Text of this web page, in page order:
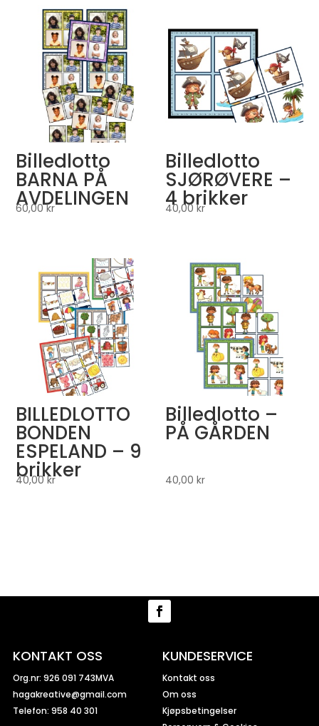
Billedlotto
BARNA PÅ
AVDELINGEN
60,00kr
Billedlotto
SJØRØVERE –
4 brikker
40,00kr
BILLEDLOTTO
BONDEN
ESPELAND – 9
brikker
40,00kr
Billedlotto –
PÅ GÅRDEN
40,00kr
KONTAKT OSS
Org.nr: 926 091 743MVA
hagakreative@gmail.com
Telefon: 958 40 301
KUNDESERVICE
Kontakt oss
Om oss
Kjøpsbetingelser